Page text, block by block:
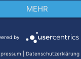
Datenschutz
MEHR
by
Datenschutzerklärung